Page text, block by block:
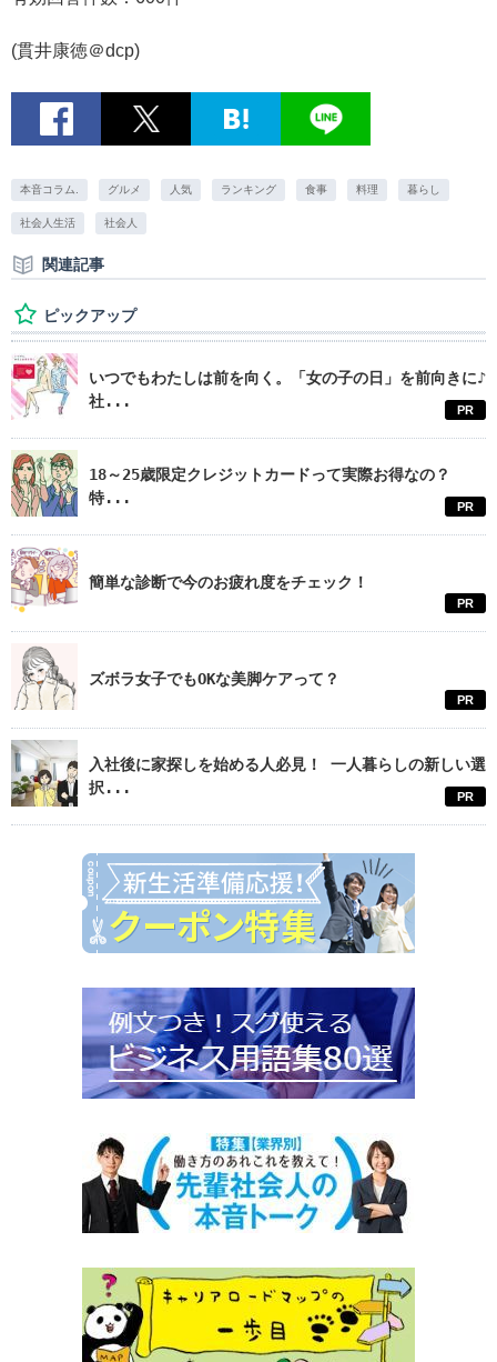
(貫井康徳＠dcp)
本音コラム. グルメ 人気 ランキング 食事 料理 暮らし
社会人生活 社会人
関連記事
ピックアップ
いつでもわたしは前を向く。「女の子の日」を前向きに♪
社...
PR
18～25歳限定クレジットカードって実際お得なの？
特...
PR
簡単な診断で今のお疲れ度をチェック！
PR
ズボラ女子でもOKな美脚ケアって？
PR
入社後に家探しを始める人必見！ 一人暮らしの新しい選
択...
PR